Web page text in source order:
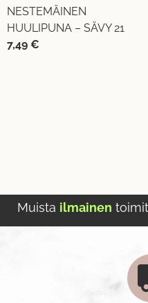
NESTEMÄINEN
HUULIPUNA – SÄVY 21
7,49 €
Muista ilmainen